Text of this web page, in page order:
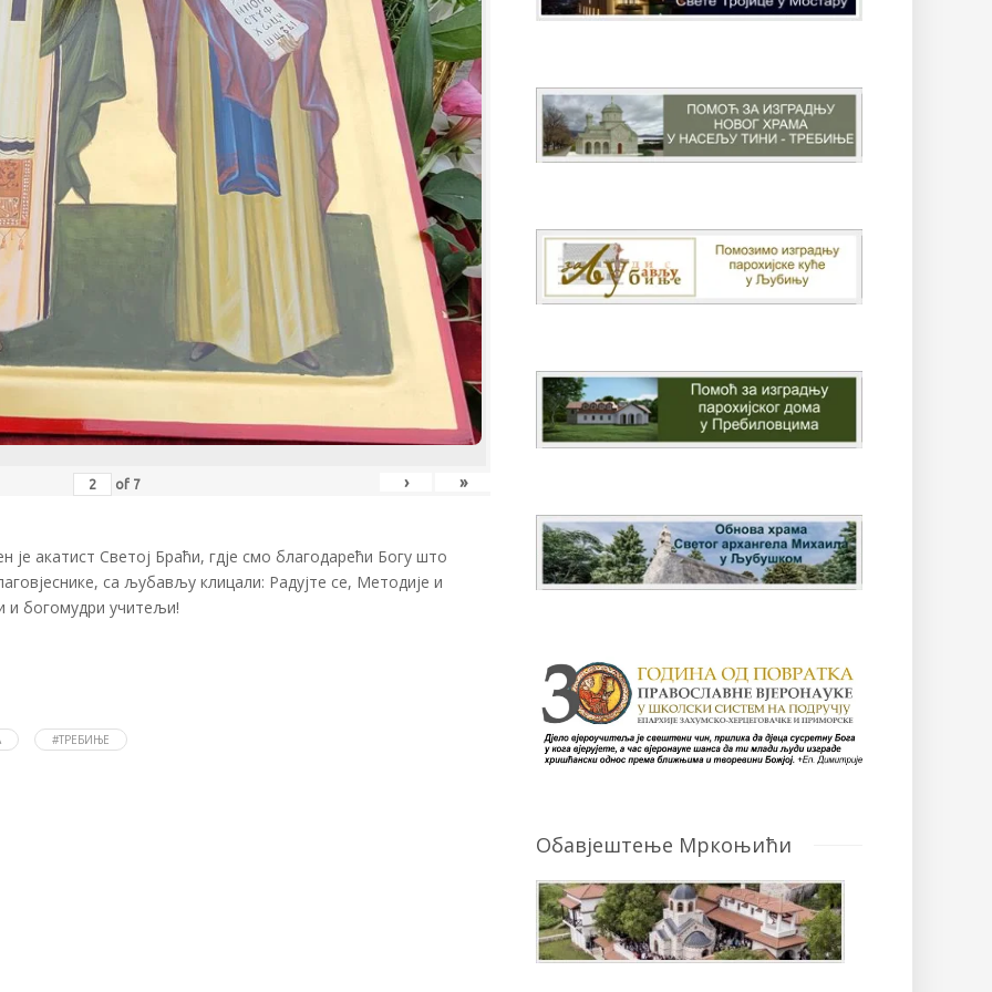
of 7 › »
је акатист Светој Браћи, гдје смо благодарећи Богу што
са љубављу клицали: Радујте се, Методије и
и богомудри учитељи!
#ТРЕБИЊЕ
Обавјештење Мркоњићи